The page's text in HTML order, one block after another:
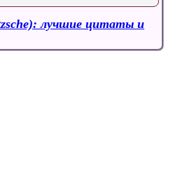
лучшие цитаты и